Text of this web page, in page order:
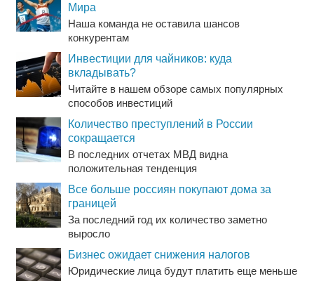
Мира
Наша команда не оставила шансов
конкурентам
Инвестиции для чайников: куда
вкладывать?
Читайте в нашем обзоре самых популярных
способов инвестиций
Количество преступлений в России
сокращается
В последних отчетах МВД видна
положительная тенденция
Все больше россиян покупают дома за
границей
За последний год их количество заметно
выросло
Бизнес ожидает снижения налогов
Юридические лица будут платить еще меньше